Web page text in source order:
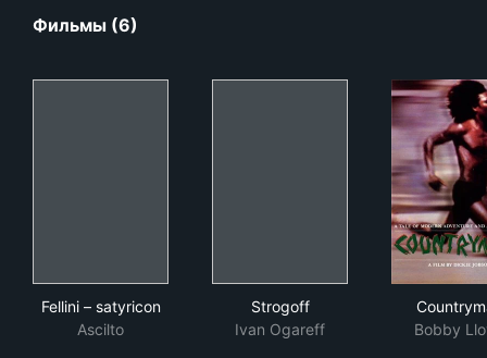
Фильмы (6)
Fellini – satyricon
Ascilto
Strogoff
Ivan Ogareff
Bobby